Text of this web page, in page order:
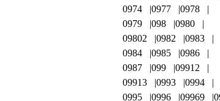
0974
0977
0978
0979
098
0980
09802
0982
0983
0984
0985
0986
0987
099
09912
09913
0993
0994
0995
0996 09969